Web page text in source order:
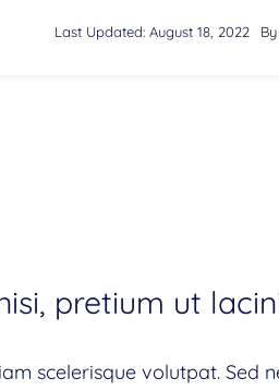
Last Updated: August 18, 2022 By
pretium ut
scelerisque volutpat. Sed